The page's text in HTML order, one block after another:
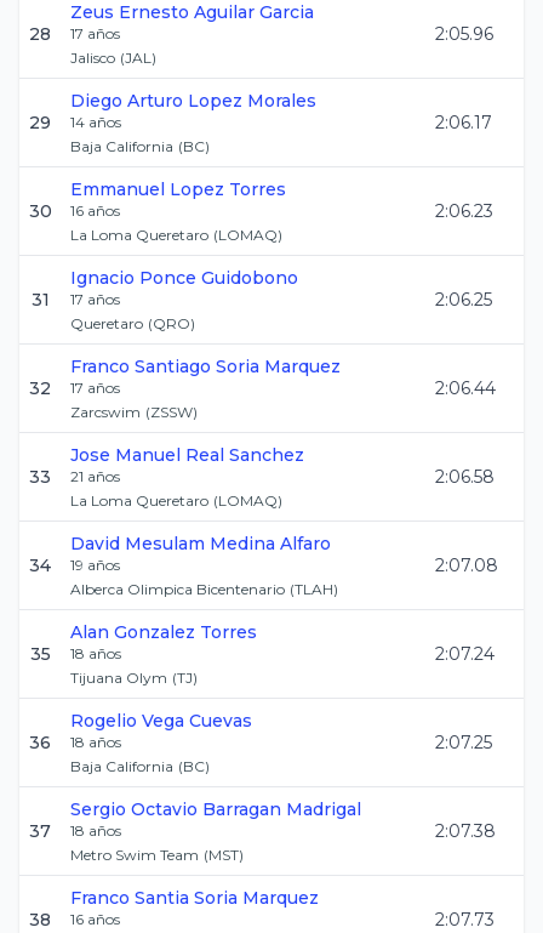
28
Zeus Ernesto Aguilar Garcia
17 años
Jalisco (JAL)
2:05.96
29
Diego Arturo Lopez Morales
14 años
Baja California (BC)
2:06.17
30
Emmanuel Lopez Torres
16 años
La Loma Queretaro (LOMAQ)
2:06.23
31
Ignacio Ponce Guidobono
17 años
Queretaro (QRO)
2:06.25
32
Franco Santiago Soria Marquez
17 años
Zarcswim (ZSSW)
2:06.44
33
Jose Manuel Real Sanchez
21 años
La Loma Queretaro (LOMAQ)
2:06.58
34
David Mesulam Medina Alfaro
19 años
Alberca Olimpica Bicentenario (TLAH)
2:07.08
35
Alan Gonzalez Torres
18 años
Tijuana Olym (TJ)
2:07.24
36
Rogelio Vega Cuevas
18 años
Baja California (BC)
2:07.25
37
Sergio Octavio Barragan Madrigal
18 años
Metro Swim Team (MST)
2:07.38
38
Franco Santia Soria Marquez
16 años
2:07.73